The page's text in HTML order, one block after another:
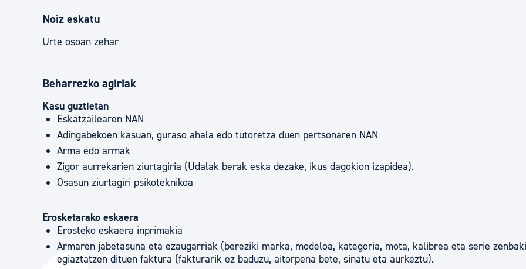
Noiz eskatu
Urte osoan zehar
Beharrezko agiriak
Kasu guztietan
Eskatzailearen NAN
Adingabekoen kasuan, guraso ahala edo tutoretza duen pertsonaren NAN
Arma edo armak
Zigor aurrekarien ziurtagiria (Udalak berak eska dezake, ikus dagokion izapidea).
Osasun ziurtagiri psikoteknikoa
Erosketarako eskaera
Erosteko eskaera inprimakia
Armaren jabetasuna eta ezaugarriak (bereziki marka, modeloa, kategoria, mota, kalibrea eta serie
egiaztatzen dituen faktura (fakturarik ez baduzu, aitorpena bete, sinatu eta aurkeztu).